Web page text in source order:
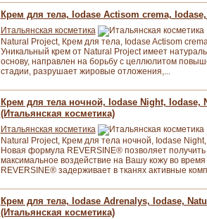
Крем для тела, Iodase Actisom crema,
Итальянская косметика
Natural Project, Крем для тела, Iodase Actisom
Уникальный крем от Natural Project имеет
основу, направлен на борьбу с целлюлитом
стадии, разрушает жировые отложения,...
Крем для тела ночной, Iodase Night, Iodase,
(Итальянская косметика)
Итальянская косметика
Natural Project, Крем для тела ночной, Iodase
Новая формула REVERSINE® позволяет получить
максимальное воздействие на Вашу кожу во время
REVERSINE® задерживает в тканях активные
Крем для тела, Iodase Adrenalys, Iodase,
(Итальянская косметика)